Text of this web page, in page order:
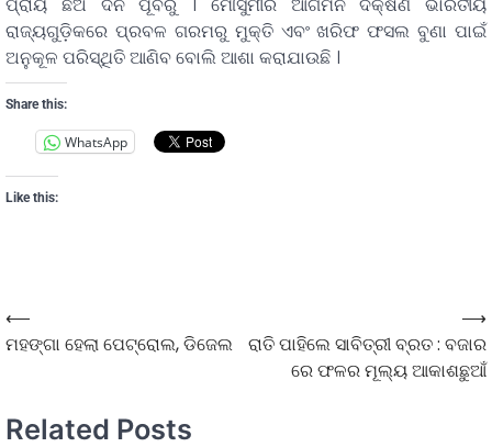
ପ୍ରାୟ ଛଅ ଦିନ ପୂର୍ବରୁ । ମୌସୁମୀର ଆଗମନ ଦକ୍ଷିଣ ଭାରତୀୟ
ରାଜ୍ୟଗୁଡ଼ିକରେ ପ୍ରବଳ ଗରମରୁ ମୁକ୍ତି ଏବଂ ଖରିଫ ଫସଲ ବୁଣା ପାଇଁ
ଅନୁକୂଳ ପରିସ୍ଥିତି ଆଣିବ ବୋଲି ଆଶା କରାଯାଉଛି ।
Share this:
WhatsApp
Like this:
⟵
ମହଙ୍ଗା ହେଲା ପେଟ୍ରୋଲ, ଡିଜେଲ
ରାତି ପାହିଲେ ସାବିତ୍ରୀ ବ୍ରତ : ବଜାର
ରେ ଫଳର ମୂଲ୍ୟ ଆକାଶଛୁଆଁ
⟶
Related Posts